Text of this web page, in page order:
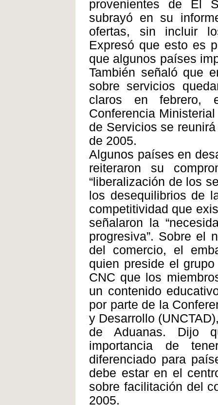
provenientes de El
subrayó en su
ofertas, sin incluir
Expresó que esto es
que algunos países
También señaló que
sobre servicios
claros en febrero,
Conferencia
de Servicios se
de 2005.
Algunos países en
reiteraron su
“liberalización de los
los desequilibrios de
competitividad que
señalaron la
progresiva”. Sobre el
del comercio, el
quien preside el
CNC que los
un contenido
por parte de la
y Desarrollo
de Aduanas. Dijo
importancia de
diferenciado para
debe estar en el
sobre facilitación del
2005.